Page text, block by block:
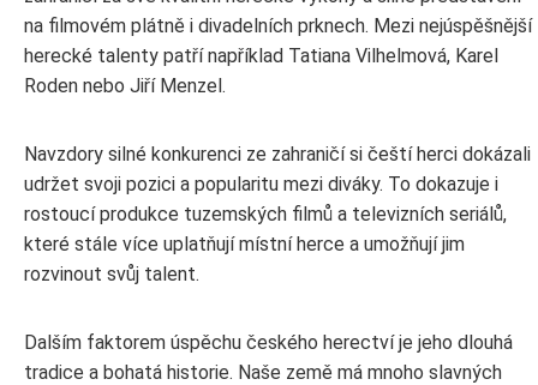
na filmovém plátně i divadelních prknech. Mezi nejúspěšnější
herecké talenty patří například Tatiana Vilhelmová, Karel
Roden nebo Jiří Menzel.
Navzdory silné konkurenci ze zahraničí si čeští herci dokázali
udržet svoji pozici a popularitu mezi diváky. To dokazuje i
rostoucí produkce tuzemských filmů a televizních seriálů,
které stále více uplatňují místní herce a umožňují jim
rozvinout svůj talent.
Dalším faktorem úspěchu českého herectví je jeho dlouhá
tradice a bohatá historie. Naše země má mnoho slavných